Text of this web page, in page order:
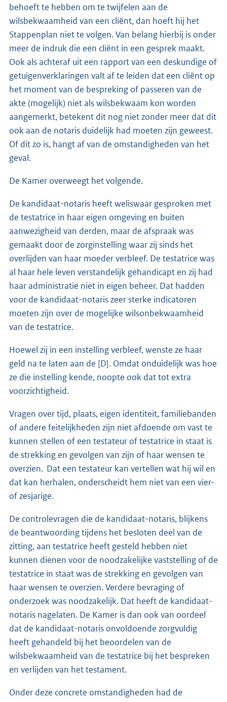
behoeft te hebben om te twijfelen aan de
wilsbekwaamheid van een cliënt, dan hoeft hij het
Stappenplan niet te volgen. Van belang hierbij is onder
meer de indruk die een cliënt in een gesprek maakt.
Ook als achteraf uit een rapport van een deskundige of
getuigenverklaringen valt af te leiden dat een cliënt op
het moment van de bespreking of passeren van de
akte (mogelijk) niet als wilsbekwaam kon worden
aangemerkt, betekent dit nog niet zonder meer dat dit
ook aan de notaris duidelijk had moeten zijn geweest.
Of dit zo is, hangt af van de omstandigheden van het
geval.
De Kamer overweegt het volgende.
De kandidaat-notaris heeft weliswaar gesproken met
de testatrice in haar eigen omgeving en buiten
aanwezigheid van derden, maar de afspraak was
gemaakt door de zorginstelling waar zij sinds het
overlijden van haar moeder verbleef. De testatrice was
al haar hele leven verstandelijk gehandicapt en zij had
haar administratie niet in eigen beheer. Dat hadden
voor de kandidaat-notaris zeer sterke indicatoren
moeten zijn over de mogelijke wilsonbekwaamheid
van de testatrice.
Hoewel zij in een instelling verbleef, wenste ze haar
geld na te laten aan de [D]. Omdat onduidelijk was hoe
ze die instelling kende, noopte ook dat tot extra
voorzichtigheid.
Vragen over tijd, plaats, eigen identiteit, familiebanden
of andere feitelijkheden zijn niet afdoende om vast te
kunnen stellen of een testateur of testatrice in staat is
de strekking en gevolgen van zijn of haar wensen te
overzien. Dat een testateur kan vertellen wat hij wil en
dat kan herhalen, onderscheidt hem niet van een vier-
of zesjarige.
De controlevragen die de kandidaat-notaris, blijkens
de beantwoording tijdens het besloten deel van de
zitting, aan testatrice heeft gesteld hebben niet
kunnen dienen voor de noodzakelijke vaststelling of de
testatrice in staat was de strekking en gevolgen van
haar wensen te overzien. Verdere bevraging of
onderzoek was noodzakelijk. Dat heeft de kandidaat-
notaris nagelaten. De Kamer is dan ook van oordeel
dat de kandidaat-notaris onvoldoende zorgvuldig
heeft gehandeld bij het beoordelen van de
wilsbekwaamheid van de testatrice bij het bespreken
en verlijden van het testament.
Onder deze concrete omstandigheden had de